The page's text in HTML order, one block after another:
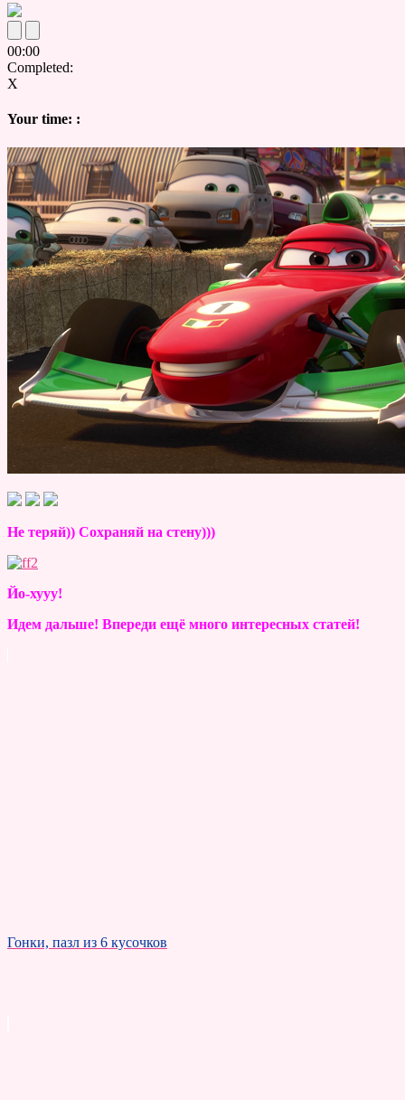
00:00
Completed:
X
Your time: :
Не теряй)) Сохраняй на стену)))
Йо-хууу!
Идем дальше! Впереди ещё много интересных статей!
Гонки, пазл из 6 кусочков